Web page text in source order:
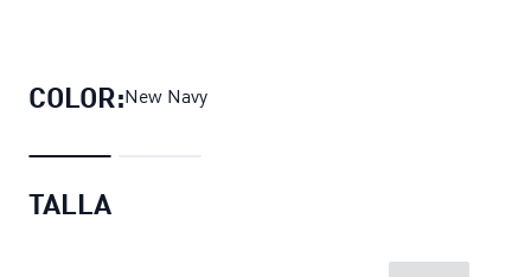
COLOR:New Navy
TALLA